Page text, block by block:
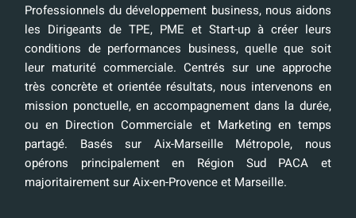
Professionnels du développement business, nous aidons
les Dirigeants de TPE, PME et Start-up à créer leurs
conditions de performances business, quelle que soit
leur maturité commerciale. Centrés sur une approche
très concrète et orientée résultats, nous intervenons en
mission ponctuelle, en accompagnement dans la durée,
ou en Direction Commerciale et Marketing en temps
partagé. Basés sur Aix-Marseille Métropole, nous
opérons principalement en Région Sud PACA et
majoritairement sur Aix-en-Provence et Marseille.